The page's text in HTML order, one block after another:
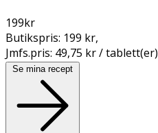
199kr
Butikspris: 199 kr,
Jmfs.pris: 49,75 kr / tablett(er)
Se mina recept